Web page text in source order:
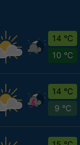
14 °C
10 °C
14 °C
9 °C